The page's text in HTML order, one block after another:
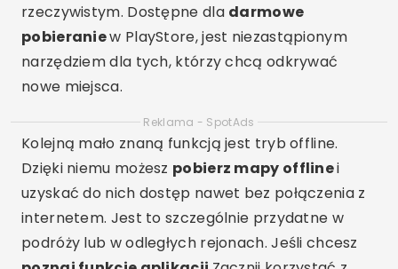
rzeczywistym. Dostępne dla darmowe
pobieraniew PlayStore, jest niezastąpionym
narzędziem dla tych, którzy chcą odkrywać
nowe miejsca.
Reklama - SpotAds
Kolejną mało znaną funkcją jest tryb offline.
Dzięki niemu możesz pobierz mapy offlinei
uzyskać do nich dostęp nawet bez połączenia z
internetem. Jest to szczególnie przydatne w
podróży lub w odległych rejonach. Jeśli chcesz